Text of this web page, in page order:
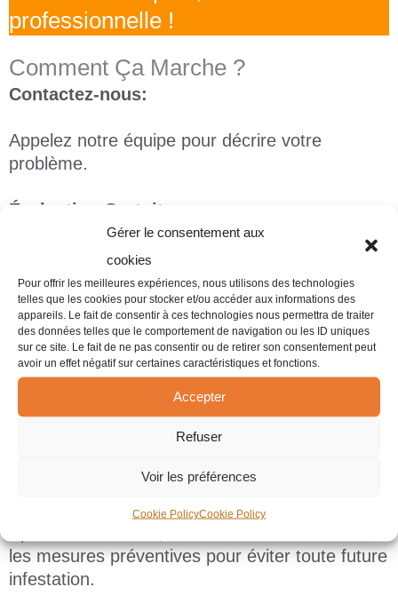
Gérer le consentement aux
cookies
Pour offrir les meilleures expériences, nous utilisons des technologies
telles que les cookies pour stocker et/ou accéder aux informations des
appareils. Le fait de consentir à ces technologies nous permettra de traiter
des données telles que le comportement de navigation ou les ID uniques
sur ce site. Le fait de ne pas consentir ou de retirer son consentement peut
avoir un effet négatif sur certaines caractéristiques et fonctions.
Accepter
Refuser
Voir les préférences
Cookie PolicyCookie Policy
professionnelle !
Comment Ça Marche ?
Contactez-nous:
Appelez notre équipe pour décrire votre
problème.
Évaluation Gratuite:
Nous organiserons une évaluation gratuite de
votre situation pour déterminer le meilleur plan
d'action.
Traitement Professionnel:
Une fois le plan établi,InsectePro
avec des méthodes de pointe pour éliminer les
insectes envahissants et les rongeurs.
Suivi et Prévention:
les mesures préventives pour éviter toute future
infestation.